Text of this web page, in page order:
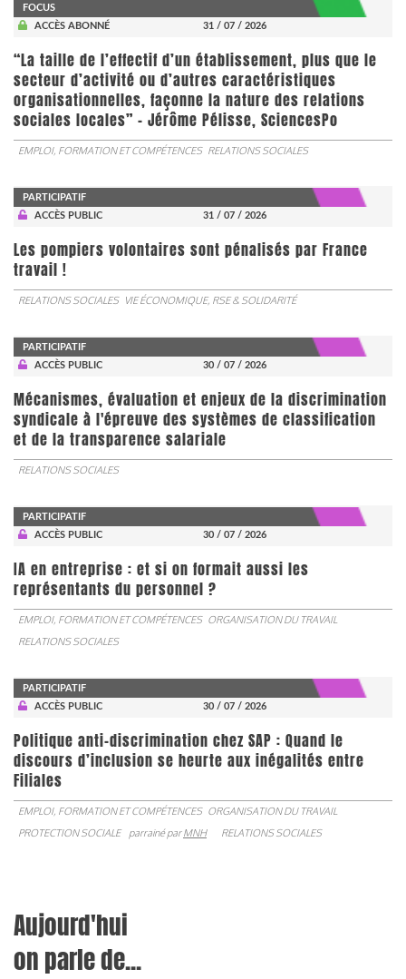
FOCUS
ACCÈS ABONNÉ
31 / 07 / 2026
“La taille de l’effectif d’un établissement, plus que le
secteur d’activité ou d’autres caractéristiques
organisationnelles, façonne la nature des relations
sociales locales” - Jérôme Pélisse, SciencesPo
EMPLOI, FORMATION ET COMPÉTENCES RELATIONS SOCIALES
PARTICIPATIF
ACCÈS PUBLIC
31 / 07 / 2026
Les pompiers volontaires sont pénalisés par France
travail !
RELATIONS SOCIALES VIE ÉCONOMIQUE, RSE & SOLIDARITÉ
PARTICIPATIF
ACCÈS PUBLIC
30 / 07 / 2026
Mécanismes, évaluation et enjeux de la discrimination
syndicale à l'épreuve des systèmes de classification
et de la transparence salariale
RELATIONS SOCIALES
PARTICIPATIF
ACCÈS PUBLIC
30 / 07 / 2026
IA en entreprise : et si on formait aussi les
représentants du personnel ?
EMPLOI, FORMATION ET COMPÉTENCES ORGANISATION DU TRAVAIL
RELATIONS SOCIALES
PARTICIPATIF
ACCÈS PUBLIC
30 / 07 / 2026
Politique anti-discrimination chez SAP : Quand le
discours d’inclusion se heurte aux inégalités entre
Filiales
EMPLOI, FORMATION ET COMPÉTENCES ORGANISATION DU TRAVAIL
PROTECTION SOCIALE
parrainé parMNH RELATIONS SOCIALES
Aujourd'hui
on parle de...